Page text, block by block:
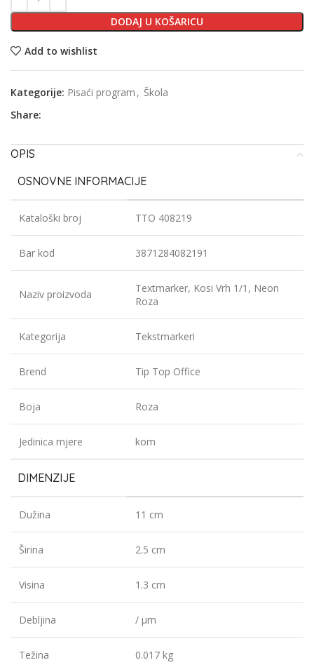
DODAJ U KOŠARICU
Add to wishlist
Kategorije: Pisaći program , Škola
Share:
OPIS
OSNOVNE INFORMACIJE
Kataloški broj TTO 408219
Bar kod 3871284082191
Naziv proizvoda
Textmarker, Kosi Vrh 1/1, Neon
Roza
Kategorija Tekstmarkeri
Brend Tip Top Office
Boja Roza
Jedinica mjere kom
DIMENZIJE
Dužina 11 cm
Širina 2.5 cm
Visina 1.3 cm
Debljina / µm
Težina 0.017 kg